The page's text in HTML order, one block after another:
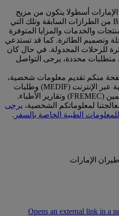
أسطولا يتكون من مزيج
من طائرات A380 وA350 وB777 من الطرازات السابقة وتلك التي
والخدمات والمزايا المتوفرة
وتصميم الطائرة. كما قد تستدعي
للرحلات المجدولة. في حال كان
متطلبات محددة، يرجى التواصل
منكم تقديم معلومات شخصية،
بما في ذلك عبر الاستمارة الطبية عبر الإنترنت (MEDIF) وطلبات
البطاقة الطبية للمسافرين الدائمين (FREMEC) وتقارير الأطباء.
لمعلوماتكم الشخصية، يرجى
الطبية الخاصة بالسفر .
الإمارات